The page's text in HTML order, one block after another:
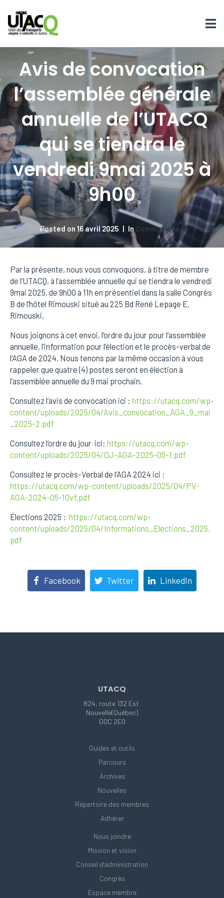
Avis de convocation
l’assemblée générale
annuelle de l’UTACQ
qui se tiendra le
vendredi 9mai 2025 à
9h00
Posted on 16 avril 2025 In Communiqués
Par la présente, nous vous convoquons, à titre de membre
de l’UTACQ, à l’assemblée annuelle qui se tiendra le vendredi
9mai 2025, de 9h00 à 11h en présentiel dans la salle Congrès
B de l’hôtel Rimouski situé au 225 Bd René Lepage E,
Rimouski,
Nous joignons à cet envoi, l’ordre du jour pour l’assemblée
annuelle, l’information pour l’élection et le procès-verbal de
l’AGA de 2024. Nous tenons par la même occasion à vous
rappeler que quatre (4) postes seront en élection à
l’assemblée annuelle du 9 mai prochain.
Consultez l’avis de convocation ici : https://utacq.com/wp-
content/uploads/2025/04/Avis_convocation_AGA_9_mai
_2025-2.pdf
Consultez l’ordre du jour ici: https://utacq.com/wp-
content/uploads/2025/04/OJ-AGA-2025-05-1.pdf
Consultez le procès-Verbal de l’AGA 2024 ici :
https://utacq.com/wp-content/uploads/2025/04/PV-
AGA-2024-05-10vf.pdf
Élections 2025 : https://utacq.com/wp-
content/uploads/2025/04/Informations_Elections_2025.
pdf
Facebook Twitter LinkedIn
UTACQ
824, route 132 Est
Nouvelle(Québec)
G0C 2E0
Guides et outils
Parcours
Archives
Nouvelles
Répertoire des membres
Adhérer
Nous joindre
Mission et vision
Conseil d'administration
Congrès
Espace membre